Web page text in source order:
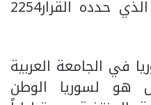
الالتزام بالجدول الزمني الذي حدده القرار2254
في الجامعة العربية
هو لسوريا الوطن